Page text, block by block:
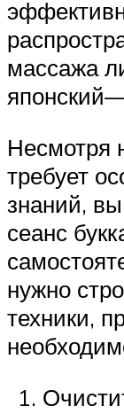
массажа
Несмотря
требует
знаний,
сеанс
нужно
техники,